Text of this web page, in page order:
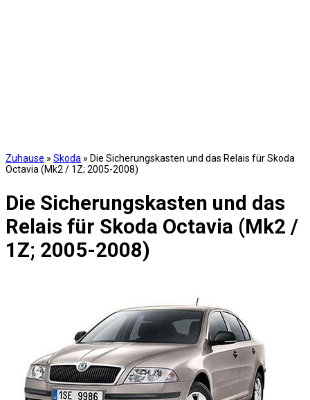
Zuhause » Skoda » Die Sicherungskasten und das Relais für Skoda
Octavia (Mk2 / 1Z; 2005-2008)
Die Sicherungskasten und das
Relais für Skoda Octavia (Mk2 /
1Z; 2005-2008)